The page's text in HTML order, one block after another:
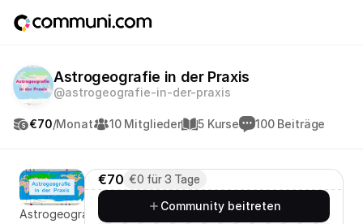
Astrogeografie in der Praxis
@astrogeografie-in-der-praxis
€70/Monat 10 Mitglieder 5 Kurse 100 Beiträge
Astrogeografie
€70 €0 für 3 Tage
Community beitreten